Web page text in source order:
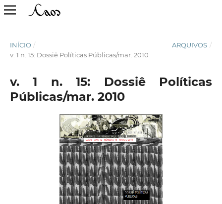
INÍCIO / ARQUIVOS /
v. 1 n. 15: Dossiê Políticas Públicas/mar. 2010
v. 1 n. 15: Dossiê Políticas
Públicas/mar. 2010